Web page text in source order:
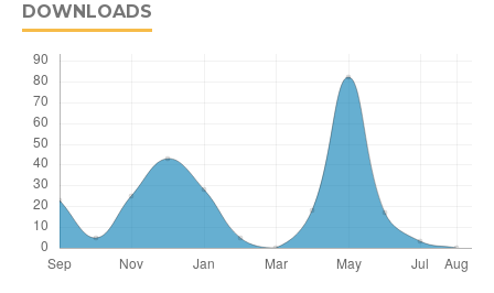
DOWNLOADS